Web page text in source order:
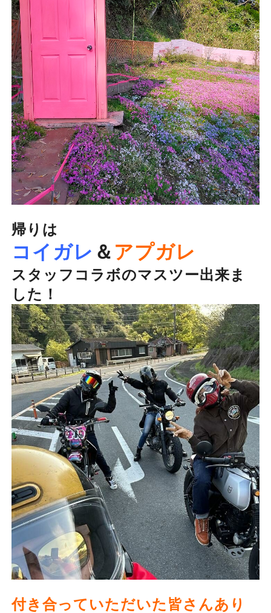
帰りは
コイガレ ＆ アプガレ
スタッフコラボのマスツー出来ま
した！
付き合っていただいた皆さんあり